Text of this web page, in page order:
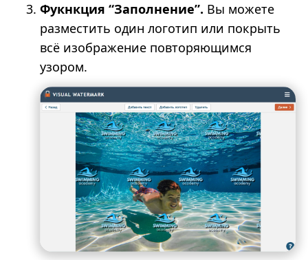
Фукнкция “Заполнение”. Вы можете
разместить один логотип или покрыть
всё изображение повторяющимся
узором.